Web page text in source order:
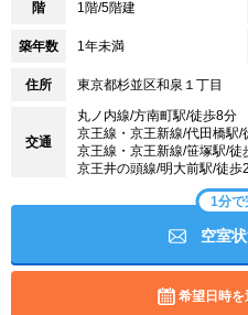
階 1階/5階建
築年数 1年未満
住所 東京都杉並区和泉１丁目
交通
丸ノ内線/方南町駅/徒歩8分
京王線・京王新線/代田橋駅/
京王線・京王新線/笹塚駅/徒
京王井の頭線/明大前駅/徒歩
1分で
空室
希望日時